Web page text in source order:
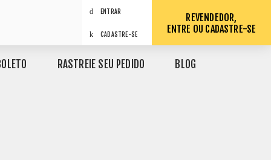
ENTRAR
CADASTRE-SE
REVENDEDOR,
ENTRE OU CADASTRE-SE
RASTREIE SEU PEDIDO BLOG